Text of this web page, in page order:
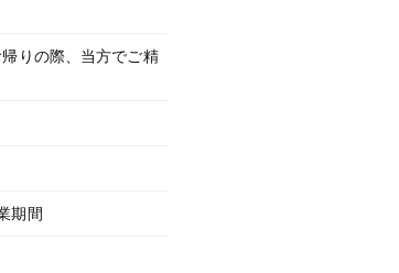
りの際、当方でご精
期間